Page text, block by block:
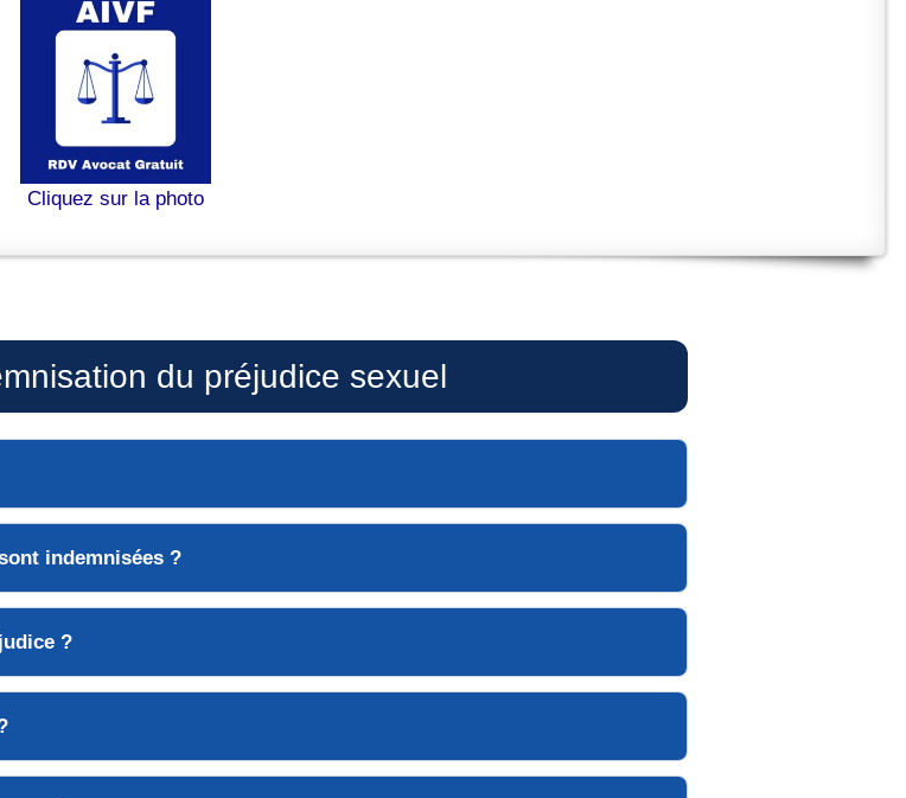
Cliquez sur la photo
du préjudice sexuel
indemnisées ?
?